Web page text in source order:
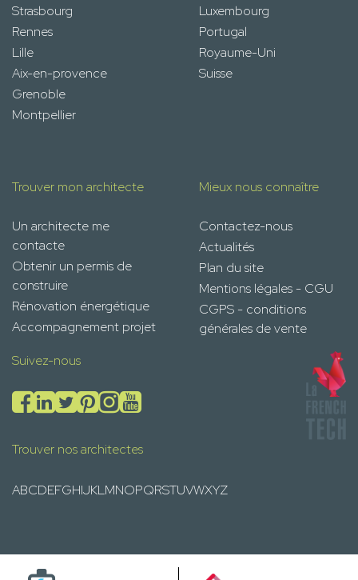
Strasbourg
Rennes
Lille
Aix-en-provence
Grenoble
Montpellier
Luxembourg
Portugal
Royaume-Uni
Suisse
Trouver mon architecte
Un architecte me
contacte
Obtenir un permis de
construire
Rénovation énergétique
Accompagnement projet
Mieux nous connaître
Contactez-nous
Actualités
Plan du site
Mentions légales - CGU
CGPS - conditions
générales de vente
Suivez-nous
Trouver nos architectes
ABCDEFGHIJKLMNOPQRSTUVWXYZ